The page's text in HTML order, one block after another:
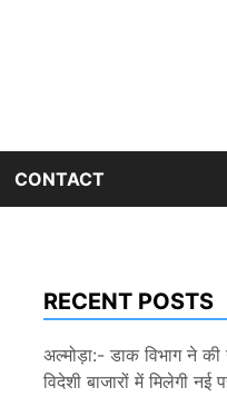
CONTACT
RECENT POSTS
अल्मोड़ा:- डाक विभाग ने
विदेशी बाजारों में मिलेगी नई